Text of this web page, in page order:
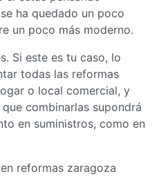
ha quedado un poco
un poco más moderno.
Si este es tu caso, lo
todas las reformas
o local comercial, y
combinarlas supondrá
en suministros, como en
reformas zaragoza